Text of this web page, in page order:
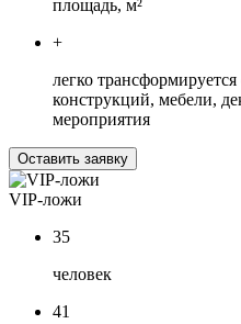
площадь, м²
+
легко
конструкций, мебели,
мероприятия
Оставить заявку
VIP-ложи
35
человек
41